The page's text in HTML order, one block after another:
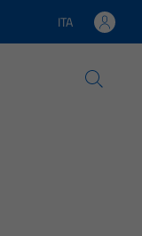
Lingua attiva:
ITA